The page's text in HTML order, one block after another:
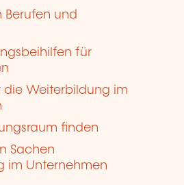
Berufen und
für
die Weiterbildung im
finden
Sachen
im Unternehmen